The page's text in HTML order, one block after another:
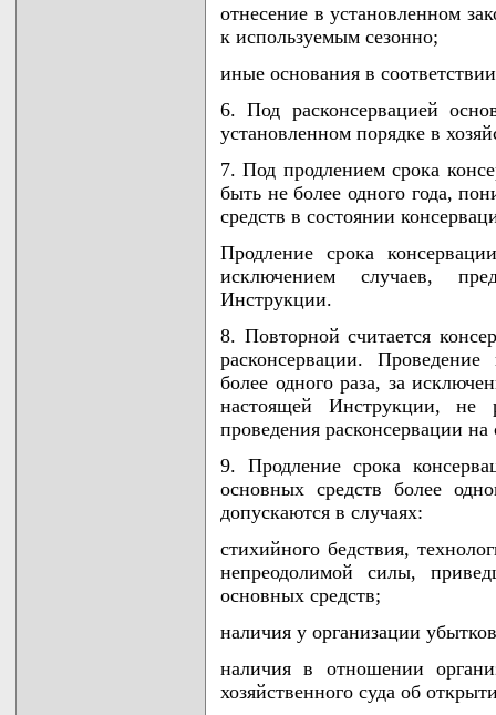
отнесение в установленном
к используемым сезонно;
иные основания в
6. Под расконсервацией
установленном порядке в
7. Под продлением срока
быть не более одного года,
средств в состоянии
Продление срока
исключением случаев,
Инструкции.
8. Повторной считается
расконсервации.
более одного раза, за
настоящей Инструкции, не
проведения расконсервации на
9. Продление срока
основных средств более
допускаются в случаях:
стихийного бедствия,
непреодолимой силы,
основных средств;
наличия у организации
наличия в отношении
хозяйственного суда об